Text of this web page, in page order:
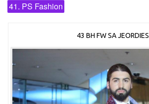
41. PS Fashion
43 BH FW SA JEORDIES